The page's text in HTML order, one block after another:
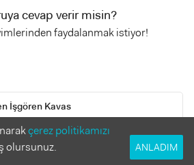
cevap verir misin?
faydalanmak istiyor!
İşgören Kavas
& Aile Danışmanı Gözen
çerez politikamızı
olursunuz.
ANLADIM